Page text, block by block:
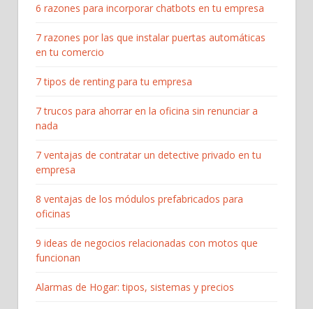
6 razones para incorporar chatbots en tu empresa
7 razones por las que instalar puertas automáticas
en tu comercio
7 tipos de renting para tu empresa
7 trucos para ahorrar en la oficina sin renunciar a
nada
7 ventajas de contratar un detective privado en tu
empresa
8 ventajas de los módulos prefabricados para
oficinas
9 ideas de negocios relacionadas con motos que
funcionan
Alarmas de Hogar: tipos, sistemas y precios